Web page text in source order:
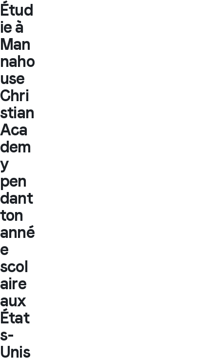
Étud
ie à
Man
naho
use
Chri
stian
Aca
dem
y
pen
dant
ton
anné
e
scol
aire
aux
État
s-
Unis